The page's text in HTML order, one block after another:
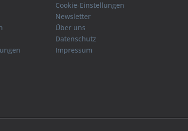
Cookie-Einstellungen
Newsletter
Über uns
Datenschutz
Impressum